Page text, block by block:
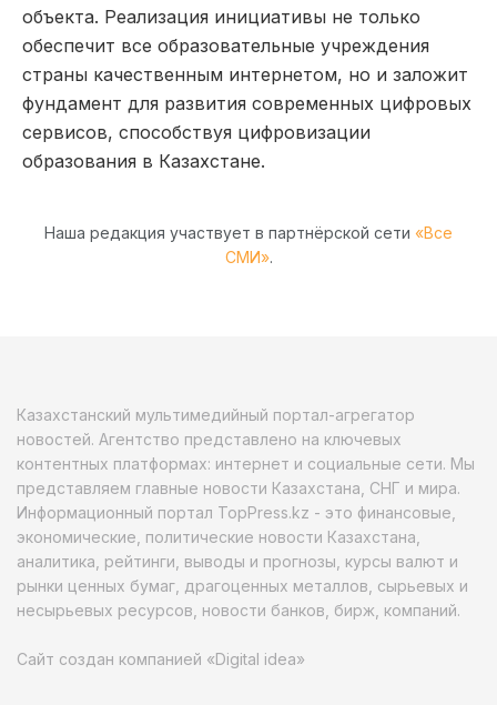
объекта. Реализация инициативы не только
обеспечит все образовательные учреждения
страны качественным интернетом, но и заложит
фундамент для развития современных цифровых
сервисов, способствуя цифровизации
образования в Казахстане.
Наша редакция участвует в партнёрской сети «Все
СМИ».
Казахстанский мультимедийный портал-агрегатор
новостей. Агентство представлено на ключевых
контентных платформах: интернет и социальные сети. Мы
представляем главные новости Казахстана, СНГ и мира.
Информационный портал TopPress.kz - это финансовые,
экономические, политические новости Казахстана,
аналитика, рейтинги, выводы и прогнозы, курсы валют и
рынки ценных бумаг, драгоценных металлов, сырьевых и
несырьевых ресурсов, новости банков, бирж, компаний.
Сайт создан компанией «Digital idea»